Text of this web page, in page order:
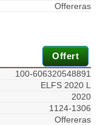
Offereras
Offert
100-606320548891
ELFS 2020 L
2020
1124-1306
Offereras